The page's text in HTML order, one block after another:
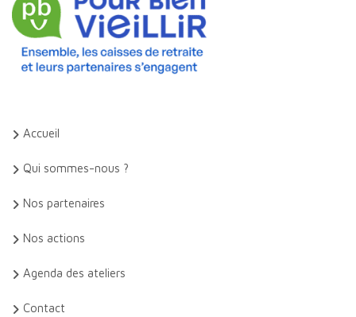
Accueil
Qui sommes-nous ?
Nos partenaires
Nos actions
Agenda des ateliers
Contact